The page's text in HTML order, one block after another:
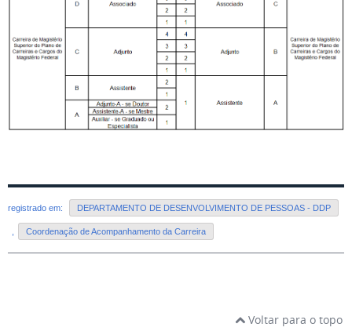
registrado em: DEPARTAMENTO DE DESENVOLVIMENTO DE PESSOAS - DDP
, Coordenação de Acompanhamento da Carreira
Voltar para o topo